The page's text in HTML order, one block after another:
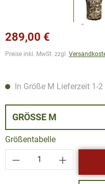
289,00 €
Preise inkl. MwSt. zzgl.
In Größe M Lieferzeit 1-2
GRÖSSE M
Größentabelle
Produkt Anzahl: